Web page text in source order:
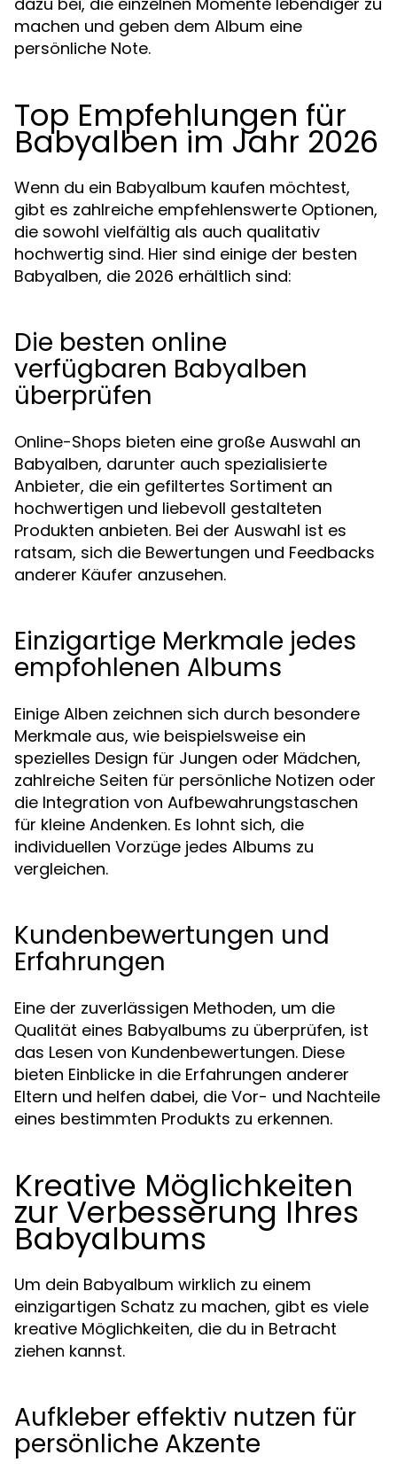
machen und geben dem Album eine
persönliche Note.
Top Empfehlungen für
Babyalben im Jahr 2026
Wenn du ein Babyalbum kaufen möchtest,
gibt es zahlreiche empfehlenswerte Optionen,
die sowohl vielfältig als auch qualitativ
hochwertig sind. Hier sind einige der besten
Babyalben, die 2026 erhältlich sind:
Die besten online
verfügbaren Babyalben
überprüfen
Online-Shops bieten eine große Auswahl an
Babyalben, darunter auch spezialisierte
Anbieter, die ein gefiltertes Sortiment an
hochwertigen und liebevoll gestalteten
Produkten anbieten. Bei der Auswahl ist es
ratsam, sich die Bewertungen und Feedbacks
anderer Käufer anzusehen.
Einzigartige Merkmale jedes
empfohlenen Albums
Einige Alben zeichnen sich durch besondere
Merkmale aus, wie beispielsweise ein
spezielles Design für Jungen oder Mädchen,
zahlreiche Seiten für persönliche Notizen oder
die Integration von Aufbewahrungstaschen
für kleine Andenken. Es lohnt sich, die
individuellen Vorzüge jedes Albums zu
vergleichen.
Kundenbewertungen und
Erfahrungen
Eine der zuverlässigen Methoden, um die
Qualität eines Babyalbums zu überprüfen, ist
das Lesen von Kundenbewertungen. Diese
bieten Einblicke in die Erfahrungen anderer
Eltern und helfen dabei, die Vor- und Nachteile
eines bestimmten Produkts zu erkennen.
Kreative Möglichkeiten
zur Verbesserung Ihres
Babyalbums
Um dein Babyalbum wirklich zu einem
einzigartigen Schatz zu machen, gibt es viele
kreative Möglichkeiten, die du in Betracht
ziehen kannst.
Aufkleber effektiv nutzen für
persönliche Akzente